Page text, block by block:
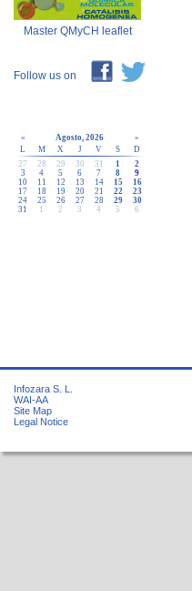
Master QMyCH leaflet
Follow us on
« Agosto, 2026
»
L
M X J V S
D
27
28 29 30 31 1
2
3
4 5 6 7 8
9
10
11 12 13 14 15
16
17
18 19 20 21 22
23
24
25 26 27 28 29
30
31
1 2 3 4 5 6
Infozara S. L.
WAI-AA
Site Map
Legal Notice